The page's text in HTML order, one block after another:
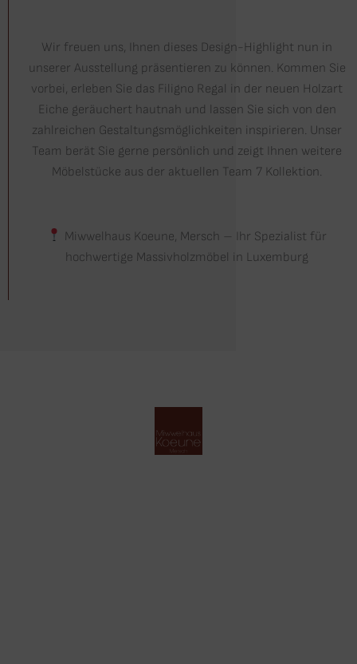
Wir freuen uns, Ihnen dieses Design-Highlight nun in
unserer Ausstellung präsentieren zu können. Kommen Sie
vorbei, erleben Sie das Filigno Regal in der neuen Holzart
Eiche geräuchert hautnah und lassen Sie sich von den
zahlreichen Gestaltungsmöglichkeiten inspirieren. Unser
Team berät Sie gerne persönlich und zeigt Ihnen weitere
Möbelstücke aus der aktuellen Team 7 Kollektion.
Miwwelhaus Koeune, Mersch – Ihr Spezialist für
hochwertige Massivholzmöbel in Luxemburg